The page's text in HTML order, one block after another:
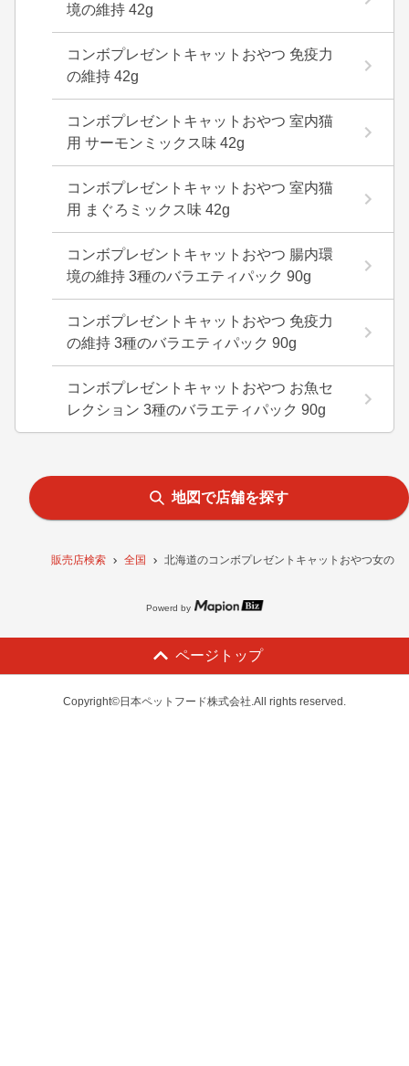
販売店検索 全国 北海道のコンボプレゼントキャットおやつ女の
境の維持 42g
コンボプレゼントキャットおやつ 免疫力
の維持 42g
コンボプレゼントキャットおやつ 室内猫
用 サーモンミックス味 42g
コンボプレゼントキャットおやつ 室内猫
用 まぐろミックス味 42g
コンボプレゼントキャットおやつ 腸内環
境の維持 3種のバラエティパック 90g
コンボプレゼントキャットおやつ 免疫力
の維持 3種のバラエティパック 90g
コンボプレゼントキャットおやつ お魚セ
レクション 3種のバラエティパック 90g
地図で店舗を探す
Powerd by
ページトップ
Copyright©日本ペットフード株式会社.All rights reserved.